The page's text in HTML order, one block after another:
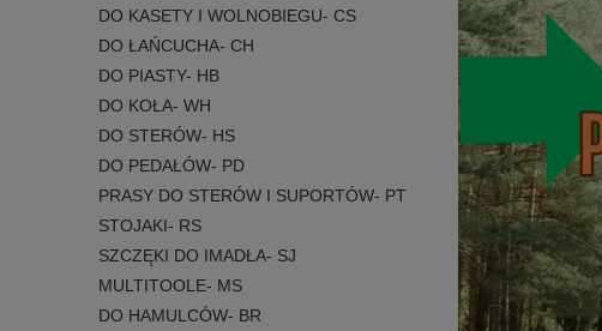
DO KASETY I WOLNOBIEGU- CS
DO ŁAŃCUCHA- CH
DO PIASTY- HB
DO KOŁA- WH
DO STERÓW- HS
DO PEDAŁÓW- PD
PRASY DO STERÓW I SUPORTÓW- PT
STOJAKI- RS
SZCZĘKI DO IMADŁA- SJ
MULTITOOLE- MS
DO HAMULCÓW- BR